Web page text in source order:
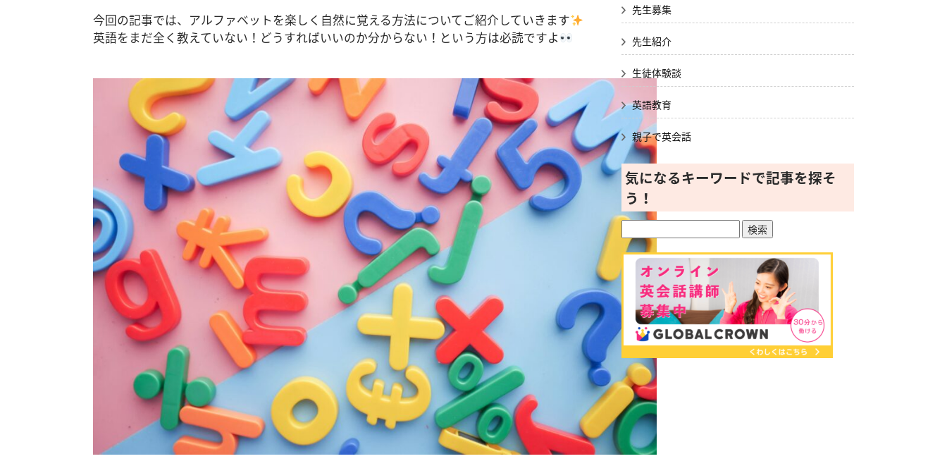
今回の記事では、アルファベットを楽しく自然に覚える方法についてご紹介していきます
英語をまだ全く教えていない！どうすればいいのか分からない！という方は必読ですよ
先生募集
先生紹介
生徒体験談
英語教育
親子で英会話
気になるキーワードで記事を探そ
う！